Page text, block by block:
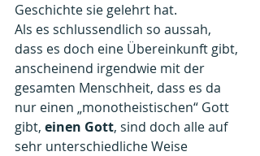
Geschichte sie gelehrt hat.
Als es schlussendlich so aussah,
dass es doch eine Übereinkunft gibt,
anscheinend irgendwie mit der
gesamten Menschheit, dass es da
nur einen „monotheistischen“ Gott
gibt, einen Gott, sind doch alle auf
sehr unterschiedliche Weise